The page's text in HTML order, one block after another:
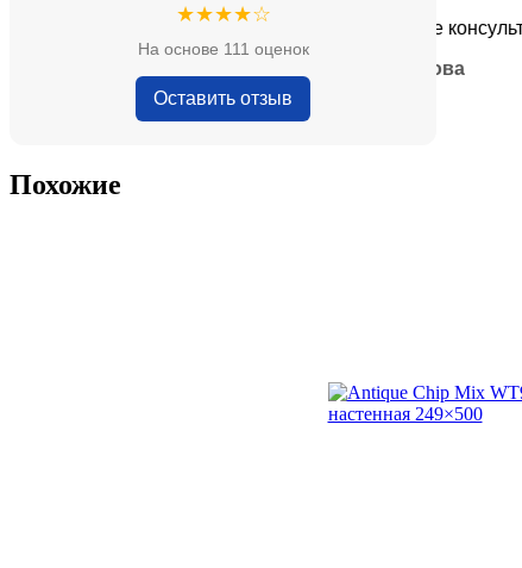
★★★★☆
На основе 111 оценок
Оставить отзыв
адекватные цены.
Очень приятные
Похожие